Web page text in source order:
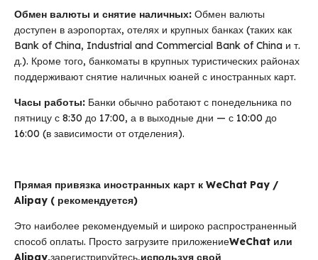
Обмен валюты и снятие наличных: Обмен валюты
доступен в аэропортах, отелях и крупных банках (таких как
Bank of China, Industrial and Commercial Bank of China и т.
д.). Кроме того, банкоматы в крупных туристических районах
поддерживают снятие наличных юаней с иностранных карт.
Часы работы: Банки обычно работают с понедельника по
пятницу с 8:30 до 17:00, а в выходные дни — с 10:00 до
16:00 (в зависимости от отделения).
Прямая привязка иностранных карт к WeChat Pay /
Alipay ( рекомендуется)
Это наиболее рекомендуемый и широко распространенный
способ оплаты. Просто загрузите приложениеWeChat или
Alipay,зарегистрируйтесь,используя свой